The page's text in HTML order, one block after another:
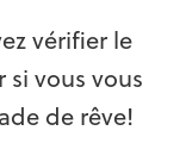
vérifier le
vous vous
de rêve!